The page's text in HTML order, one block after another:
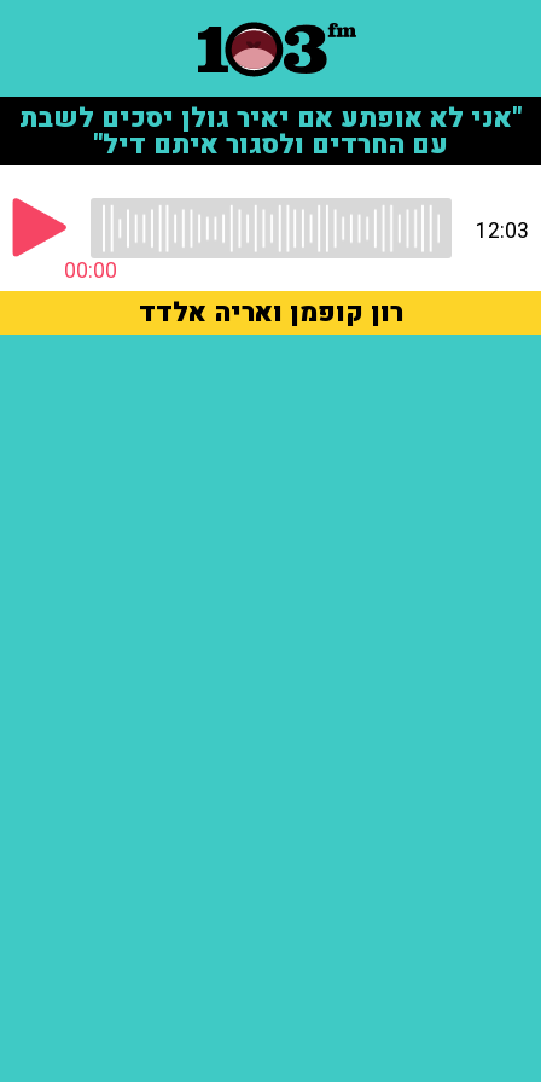
"אני לא אופתע אם יאיר גולן יסכים לשבת
עם החרדים ולסגור איתם דיל"
00:00
12:03
רון קופמן ואריה אלדד